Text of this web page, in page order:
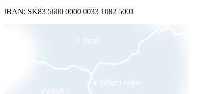
IBAN: SK83 5600 0000 0033 1082 5001